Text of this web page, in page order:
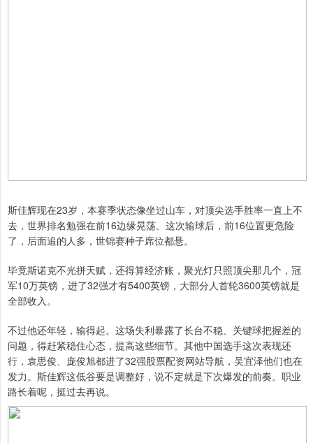
斯佳辉现在23岁，本赛季状态像坐过山车，对顶尖选手胜率一直上不
去，世界排名勉强在前16边缘晃荡。这次输球后，前16位置更危险
了，后面追的人多，世锦赛种子席位都悬。
毕竟斯诺克不光拼天赋，还得算经济账，聚光灯只照顶尖那几个，冠
军10万英镑，进了32强才有5400英镑，大部分人首轮3600英镑就是
全部收入。
不过他还年轻，输得起。这场失利暴露了长台不稳、关键球把握差的
问题，得赶紧稳住心态，提高这些细节。其他中国选手这次表现还
行，袁思俊、庞俊旭都进了32强股票配资网站导航，吴宜泽他们也在
发力。斯佳辉这低谷要是调整好，说不定就是下次爆发的前奏。职业
路长着呢，挺过去再说。